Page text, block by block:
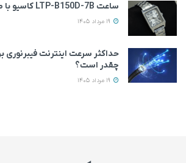
ساعت LTP-B150D-7B کاسیو با طراحی رترو عرضه شد
حداکثر سرعت اینترنت فیبرنوری
چقدر است؟